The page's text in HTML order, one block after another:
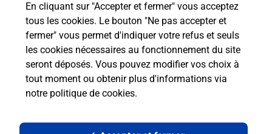
En cliquant sur "Accepter et fermer" vous acceptez
tous les cookies. Le bouton "Ne pas accepter et
fermer" vous permet d'indiquer votre refus et seuls
les cookies nécessaires au fonctionnement du site
seront déposés. Vous pouvez modifier vos choix à
tout moment ou obtenir plus d'informations via
notre politique de cookies.
Découvrez toutes les solutions proposées par La
Poste.
En savoir plus